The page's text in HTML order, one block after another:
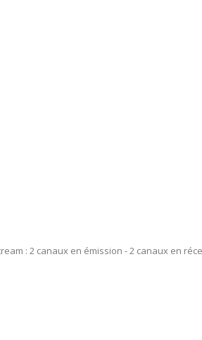
: 2 canaux en émission - 2 canaux en